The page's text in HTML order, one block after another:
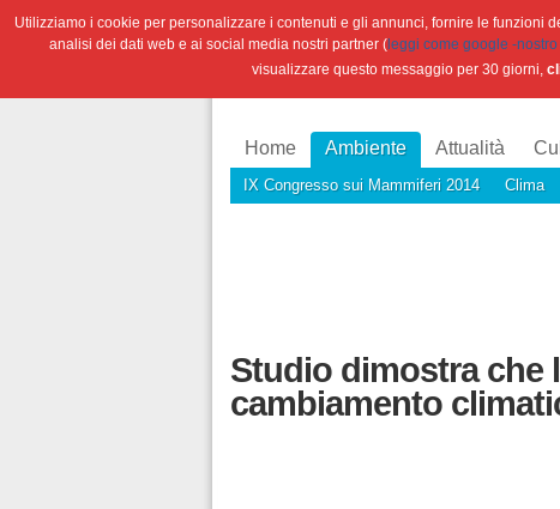
Home Ambiente
IX Congresso sui Mammiferi 2014 Clima
Attualità
Studio dimostra che
cambiamento
Utilizziamo i cookie per personalizzare i contenuti e gli annunci, fornire le funzioni
analisi dei dati web e ai social media nostri partner ( leggi come google -
visualizzare questo messaggio per 30 giorni,